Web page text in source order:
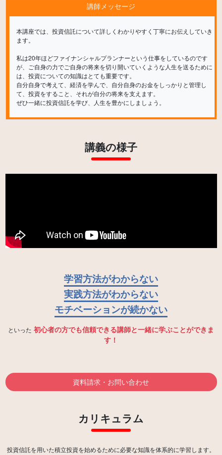
講師メッセージ
本講座では、投資信託について詳しくわかりやすく丁寧にお伝えしていき
ます。
私は20年ほどファイナンシャルプランナーという仕事をしているのです
が、ご自身の力でご自身の将来を切り開いていくような人生を送るために
は、投資についての知識はとても重要です。
自分自身で考えて、経済を学んで、自分自身のお金をしっかりと管理し
て、投資をすること、それが自分の将来を支えます。
講義の様子
学習方法がわからない
実践方法がわからない
モチベーションが続かない
といった 初心者の方でも信頼できる講師と一緒に学ぶことができま
す！
資料請求・お問い合わせ
カリキュラム